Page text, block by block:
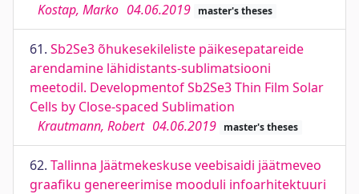
Kostap, Marko 04.06.2019 master's theses
61. Sb2Se3 õhukesekileliste päikesepatareide
arendamine lähidistants-sublimatsiooni
meetodil. Developmentof Sb2Se3 Thin Film Solar
Cells by Close-spaced Sublimation
Krautmann, Robert 04.06.2019 master's theses
62. Tallinna Jäätmekeskuse veebisaidi jäätmeveo
graafiku genereerimise mooduli infoarhitektuuri